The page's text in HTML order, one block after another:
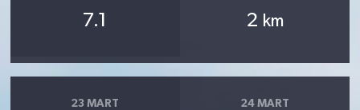
7.1 2 km
23 MART 24 MART